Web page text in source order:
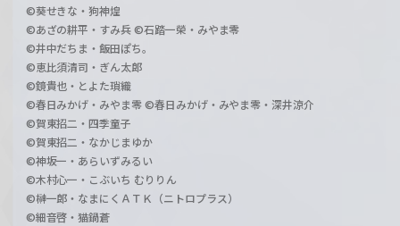
©葵せきな・狗神煌
©あざの耕平・すみ兵 ©石踏一榮・みやま零
©井中だちま・飯田ぽち。
©恵比須清司・ぎん太郎
©鏡貴也・とよた瑣織
©春日みかげ・みやま零 ©春日みかげ・みやま零・深井涼介
©賀東招二・四季童子
©賀東招二・なかじまゆか
©神坂一・あらいずみるい
©木村心一・こぶいち むりりん
©榊一郎・なまにくＡＴＫ（ニトロプラス）
©細音啓・猫鍋蒼